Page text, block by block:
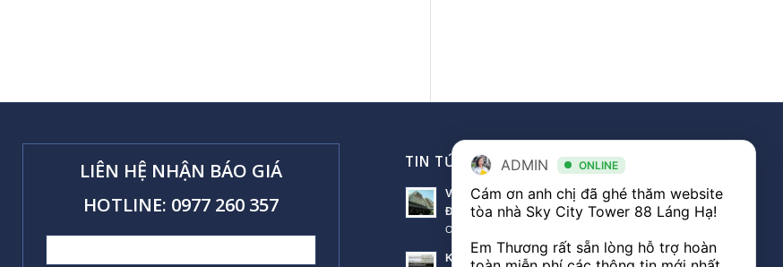
LIÊN HỆ NHẬN BÁO GIÁ
HOTLINE: 0977 260 357
TIN TỨC VĂN PHÒNG
Văn phòng Sky City văn phòng cho thuê nổi bật tại
Đống Đa
October 11, 2018 - 10:00 am
Khách hàng thuê văn phòng The Lancaster theo diện
ADMIN ONLINE
Cám ơn anh chị đã ghé thăm website
tòa nhà Sky City Tower 88 Láng Hạ!
Em Thương rất sẵn lòng hỗ trợ hoàn